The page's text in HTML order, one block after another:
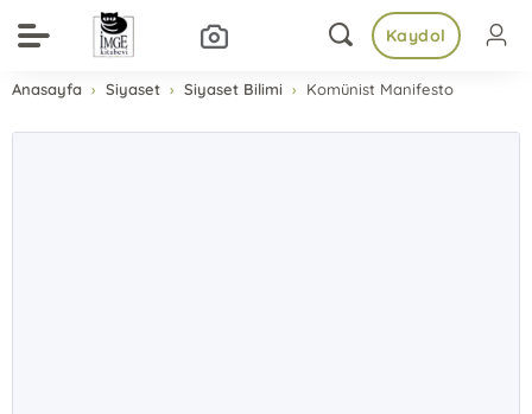
Kaydol
Anasayfa Siyaset Siyaset Bilimi Komünist Manifesto